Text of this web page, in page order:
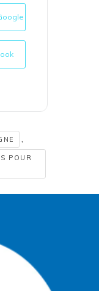
POUR